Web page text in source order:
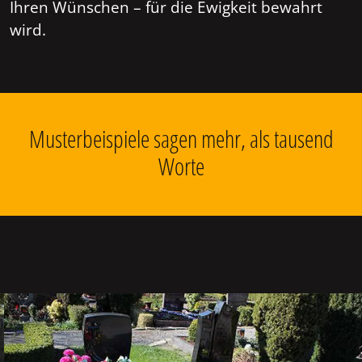
Ihren Wünschen – für die Ewigkeit bewahrt
wird.
Musterbeispiele sagen mehr, als tausend
Worte